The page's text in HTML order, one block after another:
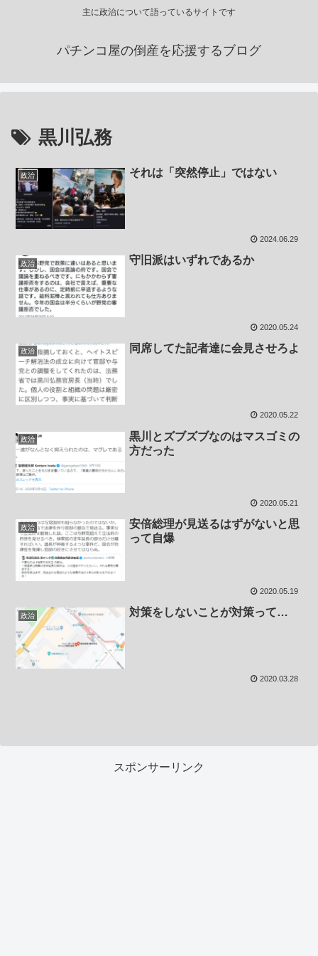
主に政治について語っているサイトです
パチンコ屋の倒産を応援するブログ
黒川弘務
政治 それは「突然停止」ではない
2024.06.29
政治 守旧派はいずれであるか
2020.05.24
政治 同席してた記者達に会見させろよ
2020.05.22
政治
黒川とズブズブなのはマスゴミの
方だった
2020.05.21
政治
安倍総理が見送るはずがないと思
って自爆
2020.05.19
政治 対策をしないことが対策って…
2020.03.28
スポンサーリンク